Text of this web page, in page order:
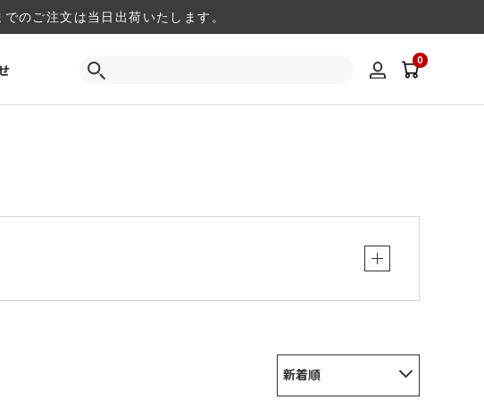
のご注文は当日出荷いたします。
0
新着順